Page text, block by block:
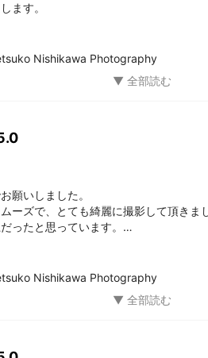
ます。
Nishikawa Photography
願いしました。
ーズで、とても綺麗に撮影して頂きま
ったと思っています。
Nishikawa Photography